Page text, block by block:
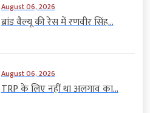
August 06, 2026
ब्रांड वैल्यू की रेस में रणवीर सिंह...
August 06, 2026
TRP के लिए नहीं था अलगाव का...